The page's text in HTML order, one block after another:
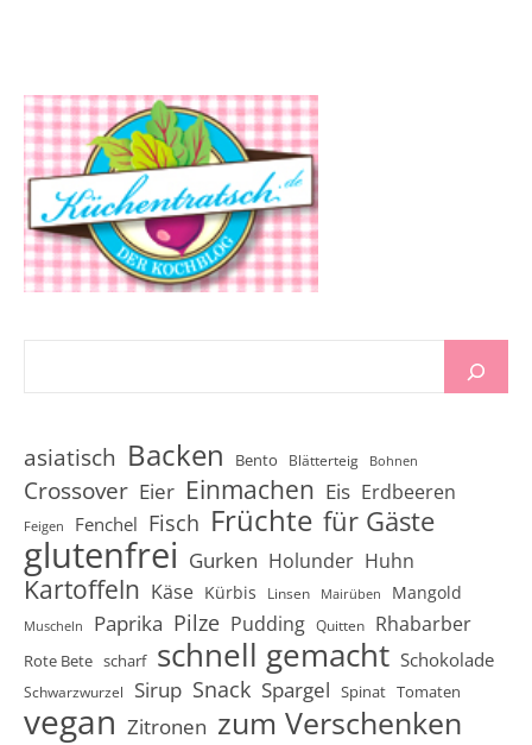
asiatisch Backen Bento Blätterteig Bohnen
Crossover Eier Einmachen Eis Erdbeeren
Feigen Fenchel Fisch Früchte für Gäste
glutenfrei Gurken Holunder Huhn
Kartoffeln Käse Kürbis Linsen Mairüben Mangold
Muscheln Paprika Pilze Pudding Quitten Rhabarber
Rote Bete scharf schnell gemacht Schokolade
Schwarzwurzel Sirup Snack Spargel Spinat Tomaten
vegan Zitronen zum Verschenken